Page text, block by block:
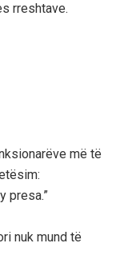
rreshtave.
më të
presa.”
nuk mund të